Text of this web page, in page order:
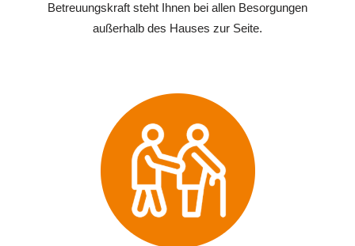
Betreuungskraft steht Ihnen bei allen Besorgungen
außerhalb des Hauses zur Seite.